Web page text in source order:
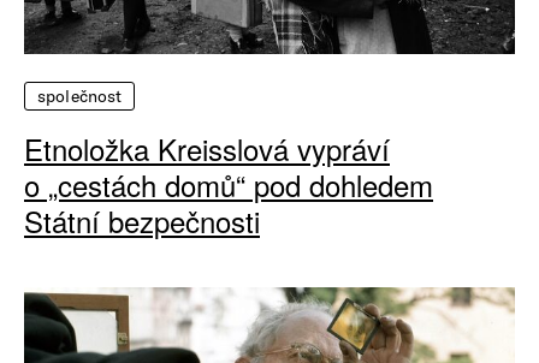
společnost
Etnoložka Kreisslová vypráví
o „cestách domů“ pod dohledem
Státní bezpečnosti